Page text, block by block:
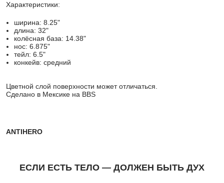
Характеристики:
ширина: 8.25"
длина: 32"
колёсная база: 14.38"
нос: 6.875"
тейл: 6.5"
конкейв: средний
Цветной слой поверхности может отличаться.
Сделано в Мексике на BBS
ANTIHERO
ЕСЛИ ЕСТЬ ТЕЛО — ДОЛЖЕН БЫТЬ ДУХ